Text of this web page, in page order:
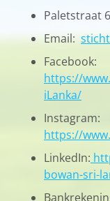
Paletstraat
Email:
Facebook:
https://
iLanka/
Instagram:
https://
LinkedIn:
bowan-sri-